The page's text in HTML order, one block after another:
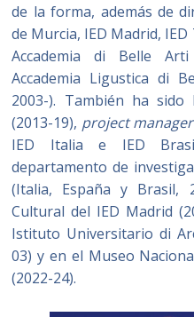
de la forma, además de
de Murcia, IED Madrid,
Accademia di Belle
Accademia Ligustica di
2003-). También ha
(2013-19), project manager
IED Italia e IED
departamento de
(Italia, España y Brasil,
Cultural del IED Madrid
Istituto Universitario di
03) y en el Museo
(2022-24).